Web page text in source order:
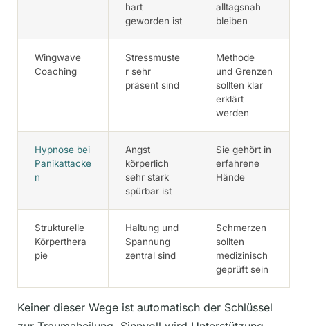
hart
geworden ist
alltagsnah
bleiben
Wingwave
Coaching
Stressmuste
r sehr
präsent sind
Methode
und Grenzen
sollten klar
erklärt
werden
Hypnose bei
Panikattacke
n
Angst
körperlich
sehr stark
spürbar ist
Sie gehört in
erfahrene
Hände
Strukturelle
Körperthera
pie
Haltung und
Spannung
zentral sind
Schmerzen
sollten
medizinisch
geprüft sein
Keiner dieser Wege ist automatisch der Schlüssel